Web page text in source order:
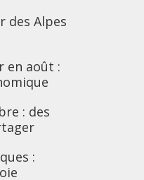
des Alpes
en août :
: des
: